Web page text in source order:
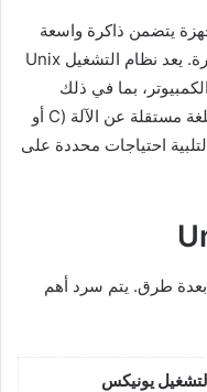
يتضمن ذاكرة واسعة
ومعالج 32 بت وأقراص ثابتة سريعة وكبيرة. يعد نظام التشغيل Unix
بما في ذلك
أجهزة الكمبيوتر الشخصية؛ لأنه مكتوب بلغة مستقلة عن الآلة (C أو
C++). ولهذا السبب، يمكن تكييف Unix لتلبية احتياجات محددة على
طرق. يتم سرد أهم
يونيكس